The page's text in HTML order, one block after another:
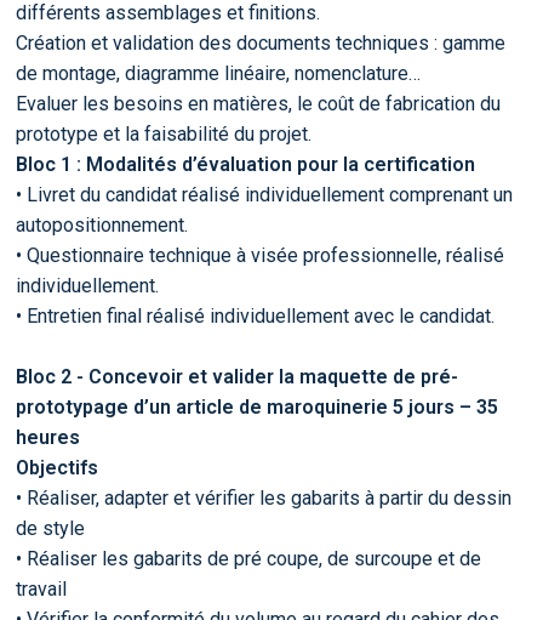
différents assemblages et finitions.
Création et validation des documents techniques : gamme
de montage, diagramme linéaire, nomenclature…
Evaluer les besoins en matières, le coût de fabrication du
prototype et la faisabilité du projet.
Bloc 1 : Modalités d’évaluation pour la certification
• Livret du candidat réalisé individuellement comprenant un
autopositionnement.
• Questionnaire technique à visée professionnelle, réalisé
individuellement.
• Entretien final réalisé individuellement avec le candidat.
Bloc 2 - Concevoir et valider la maquette de pré-
prototypage d’un article de maroquinerie 5 jours – 35
heures
Objectifs
• Réaliser, adapter et vérifier les gabarits à partir du dessin
de style
• Réaliser les gabarits de pré coupe, de surcoupe et de
travail